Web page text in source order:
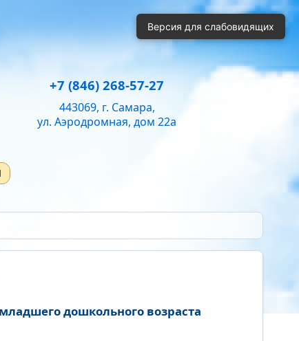
+7 (846) 268-57-27
443069, г. Самара,
ул. Аэродромная, дом 22а
дошкольного возраста
Версия для слабовидящих
Полуторный Двойной